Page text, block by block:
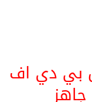
بي دي اف